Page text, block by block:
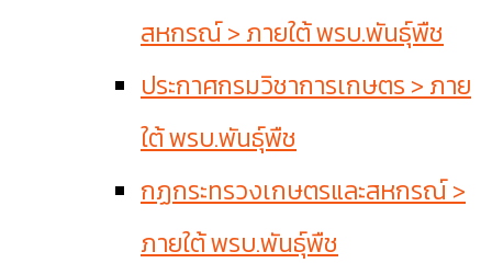
สหกรณ์ > ภายใต้ พรบ.พันธุ์พืช
ประกาศกรมวิชาการเกษตร > ภาย
ใต้ พรบ.พันธุ์พืช
กฏกระทรวงเกษตรและสหกรณ์ >
ภายใต้ พรบ.พันธุ์พืช